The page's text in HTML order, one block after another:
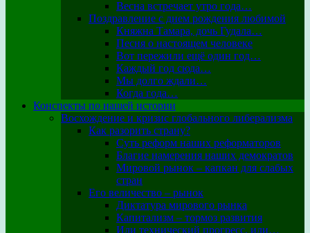
Весна встречает утро года…
Поздравление с днем рождения любимой
Княжна Тамара, дочь Гудала…
Песня о настоящем человеке
Вот пережили ещё один год…
Каждый год сюда…
Мы долго ждали…
Когда года…
Конспекты по нашей истории
Восхождение и кризис глобального либерализма
Как разорить страну?
Суть реформ наших реформаторов
Благие намерения наших демократов
Мировой рынок – капкан для слабых
стран
Его величество – рынок
Диктатура мирового рынка
Капитализм – тормоз развития
Или технический прогресс, или…